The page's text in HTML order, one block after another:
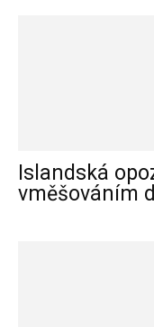
Islandská
vměšováním